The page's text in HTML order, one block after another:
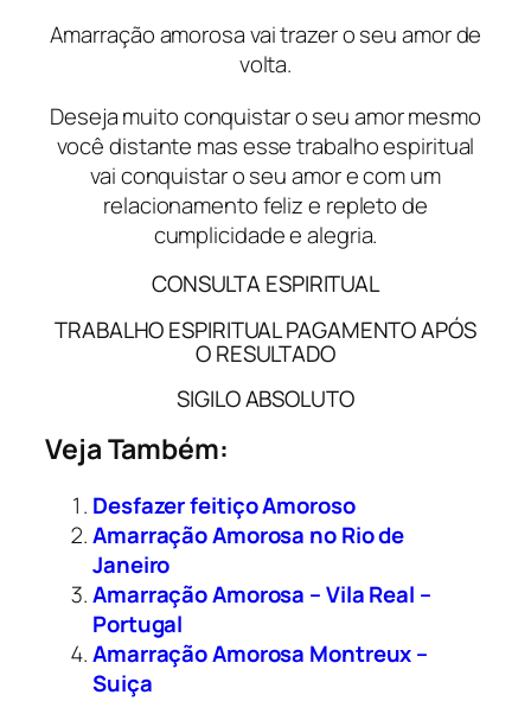
Amarração amorosa vai trazer o seu amor de
volta.
Deseja muito conquistar o seu amor mesmo
você distante mas esse trabalho espiritual
vai conquistar o seu amor e com um
relacionamento feliz e repleto de
cumplicidade e alegria.
CONSULTA ESPIRITUAL
TRABALHO ESPIRITUAL PAGAMENTO APÓS
O RESULTADO
SIGILO ABSOLUTO
Veja Também:
Desfazer feitiço Amoroso
Amarração Amorosa no Rio de
Janeiro
Amarração Amorosa – Vila Real –
Portugal
Amarração Amorosa Montreux –
Suiça